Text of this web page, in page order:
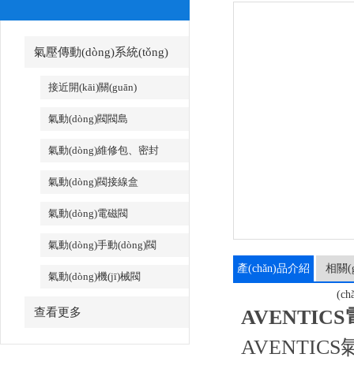
氣壓傳動(dòng)系統(tǒng)
接近開(kāi)關(guān)
氣動(dòng)閥閥島
氣動(dòng)維修包、密封
氣動(dòng)閥接線盒
氣動(dòng)電磁閥
氣動(dòng)手動(dòng)閥
氣動(dòng)機(jī)械閥
查看更多
產(chǎn)品介紹 相關
AVENTICS
AVENTICS